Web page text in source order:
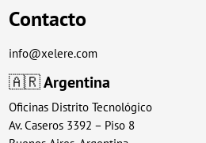
Contacto
info@xelere.com
🇦🇷Argentina
Oficinas Distrito Tecnológico
Av. Caseros 3392 – Piso 8